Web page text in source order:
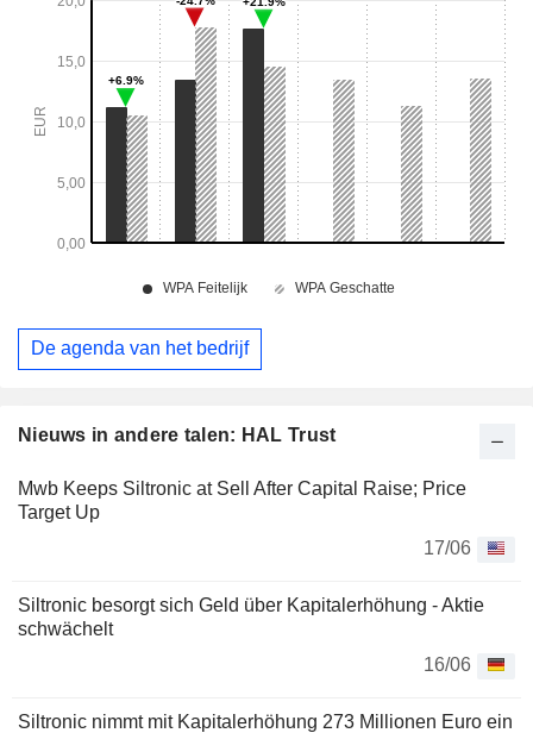
Nieuws in andere talen: HAL Trust
Mwb Keeps Siltronic at Sell After Capital Raise; Price
Target Up
17/06
Siltronic besorgt sich Geld über Kapitalerhöhung - Aktie
schwächelt
16/06
Siltronic nimmt mit Kapitalerhöhung 273 Millionen Euro ein
De agenda van het bedrijf